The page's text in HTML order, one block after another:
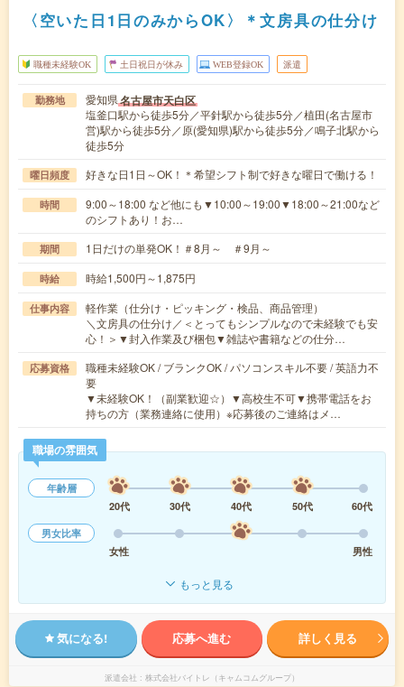
〈空いた日1日のみからOK〉＊文房具の仕分け
職種未経験OK 土日祝日が休み WEB登録OK 派遣
勤務地 愛知県名古屋市天白区
塩釜口駅から徒歩5分／平針駅から徒歩5分／植田(名古屋市
営)駅から徒歩5分／原(愛知県)駅から徒歩5分／鳴子北駅から
徒歩5分
曜日頻度 好きな日1日～OK！＊希望シフト制で好きな曜日で働ける！
時間
9:00～18:00 など他にも▼10:00～19:00▼18:00～21:00など
のシフトあり！お…
期間 1日だけの単発OK！＃8月～ ＃9月～
時給 時給1,500円～1,875円
仕事内容
軽作業（仕分け・ピッキング・検品、商品管理）
＼文房具の仕分け／＜とってもシンプルなので未経験でも安
心！＞▼封入作業及び梱包▼雑誌や書籍などの仕分…
応募資格
職種未経験OK / ブランクOK / パソコンスキル不要 / 英語力不
要
▼未経験OK！（副業歓迎☆）▼高校生不可▼携帯電話をお
持ちの方（業務連絡に使用）※応募後のご連絡はメ…
職場の雰囲気
年齢層
20代
30代 40代 50代
60代
男女比率
女性
男性
もっと見る
気になる! 応募へ進む 詳しく見る
派遣会社 株式会社バイトレ（キャムコムグループ）